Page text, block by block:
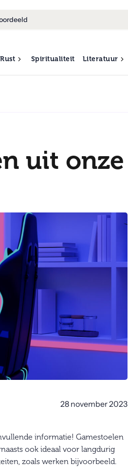
Rust Spiritualiteit Literatuur
uit onze
28 november 2023
informatie! Gamestoelen
ook ideaal voor langdurig
zoals werken bijvoorbeeld.